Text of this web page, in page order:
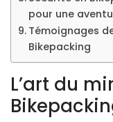
pour une
Témoignages
Bikepacking
L’art du